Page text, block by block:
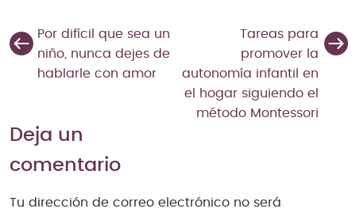
Por difícil que sea un
niño, nunca dejes de
hablarle con amor
Tareas para
promover la
autonomía infantil en
el hogar siguiendo el
método Montessori
Deja un
comentario
Tu dirección de correo electrónico no será